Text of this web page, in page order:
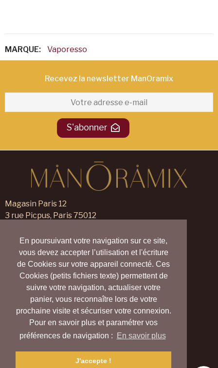
En poursuivant votre navigation sur ce site,
vous devez accepter l’utilisation et l'écriture
de Cookies sur votre appareil connecté. Ces
Cookies (petits fichiers texte) permettent de
suivre votre navigation, actualiser votre
panier, vous reconnaître lors de votre
prochaine visite et sécuriser votre connexion.
Pour en savoir plus et paramétrer vos
préférences de navigation :
En savoir plus
J'accepte !
MARQUE: Vaporesso
Recevez la newsletter ManOramix​
S'abonner
Magasin Paris 12
3 rue Picpus, Paris 75012
Magasin Verneuil sur Avre
105 rue des Trois Maillets,
Verneuil d'Avre et d'Iton 27130
09 55 830 830
Nous contacter
Nos magasins
Notre blog
Carte cadeau
Collectif Harmony Village